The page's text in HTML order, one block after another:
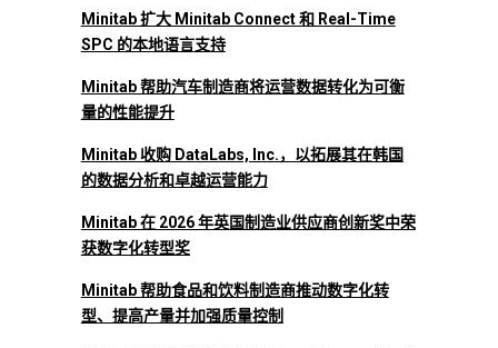
Minitab 扩大 Minitab Connect 和 Real-Time
SPC 的本地语言支持
Minitab 帮助汽车制造商将运营数据转化为可衡
量的性能提升
Minitab 收购 DataLabs, Inc.，以拓展其在韩国
的数据分析和卓越运营能力
Minitab 在 2026 年英国制造业供应商创新奖中荣
获数字化转型奖
Minitab 帮助食品和饮料制造商推动数字化转
型、提高产量并加强质量控制